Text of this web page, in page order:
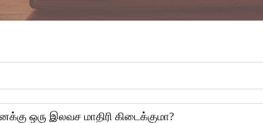
ஒரு இலவச மாதிரி கிடைக்குமா?